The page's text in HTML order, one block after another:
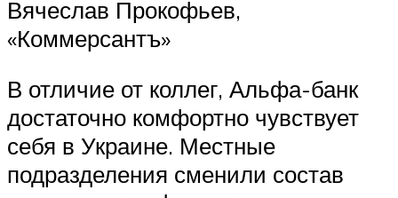
Вячеслав Прокофьев,
«Коммерсантъ»
В отличие от коллег, Альфа-банк
достаточно комфортно чувствует
себя в Украине. Местные
подразделения сменили состав